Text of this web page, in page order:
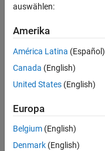
Business Model Team
Human Resources
Derzeit
es
keine
offenen
Stellen,
Ihren
Suchkriterien
entsprechen.
auswählen:
Amerika
América Latina (Español)
Canada (English)
United States (English)
Europa
Belgium (English)
Denmark (English)